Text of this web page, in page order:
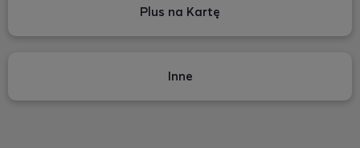
Plus na Kartę
Inne